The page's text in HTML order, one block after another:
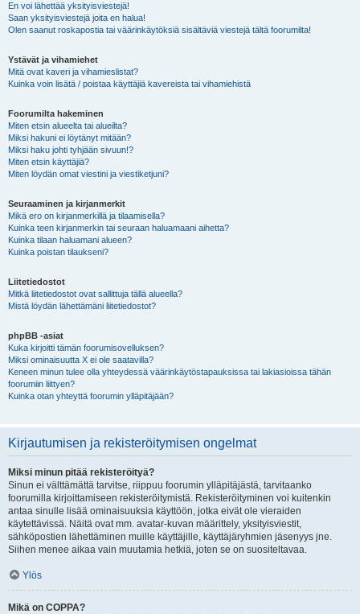
En voi lähettää yksityisviestejä!
Saan yksityisviestejä joita en halua!
Olen saanut roskapostia tai väärinkäytöksiä sisältäviä viestejä tältä foorumilta!
Ystävät ja vihamiehet
Mitä ovat kaveri ja vihamieslistat?
Kuinka voin lisätä / poistaa käyttäjiä kavereista tai vihamiehistä
Foorumilta hakeminen
Miten etsin alueelta tai alueilta?
Miksi hakuni ei löytänyt mitään?
Miksi haku johti tyhjään sivuun!?
Miten etsin käyttäjiä?
Miten löydän omat viestini ja viestiketjuni?
Seuraaminen ja kirjanmerkit
Mikä ero on kirjanmerkillä ja tilaamisella?
Kuinka teen kirjanmerkin tai seuraan haluamaani aihetta?
Kuinka tilaan haluamani alueen?
Kuinka poistan tilaukseni?
Liitetiedostot
Mitkä liitetiedostot ovat sallittuja tällä alueella?
Mistä löydän lähettämäni liitetiedostot?
phpBB -asiat
Kuka kirjoitti tämän foorumisovelluksen?
Miksi ominaisuutta X ei ole saatavilla?
Keneen minun tulee olla yhteydessä väärinkäytöstapauksissa tai lakiasioissa tähän
foorumiin liittyen?
Kuinka otan yhteyttä foorumin ylläpitäjään?
Kirjautumisen ja rekisteröitymisen ongelmat
Miksi minun pitää rekisteröityä?
Sinun ei välttämättä tarvitse, riippuu foorumin ylläpitäjästä, tarvitaanko
foorumilla kirjoittamiseen rekisteröitymistä. Rekisteröityminen voi kuitenkin
antaa sinulle lisää ominaisuuksia käyttöön, jotka eivät ole vieraiden
käytettävissä. Näitä ovat mm. avatar-kuvan määrittely, yksityisviestit,
sähköpostien lähettäminen muille käyttäjille, käyttäjäryhmien jäsenyys jne.
Siihen menee aikaa vain muutamia hetkiä, joten se on suositeltavaa.
Ylös
Mikä on COPPA?